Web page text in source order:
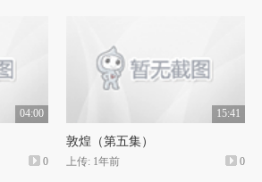
04:00
0
15:41
敦煌（第五集）
上传: 1年前 0